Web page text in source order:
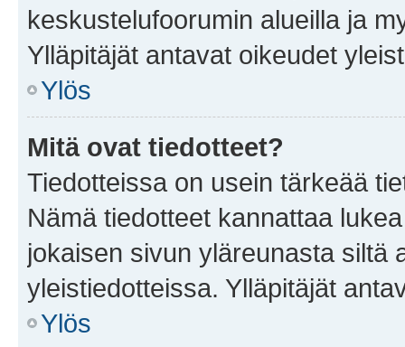
keskustelufoorumin alueilla ja
Ylläpitäjät antavat oikeudet
Ylös
Mitä ovat tiedotteet?
Tiedotteissa on usein tärkeää
Nämä tiedotteet kannattaa
jokaisen sivun yläreunasta siltä
yleistiedotteissa. Ylläpitäjät
Ylös